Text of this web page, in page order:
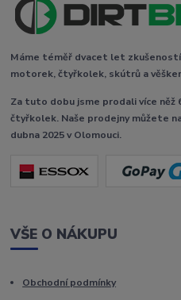
Máme téměř dvacet let
motorek, čtyřkolek, skútrů a
Za tuto dobu jsme prodali více něž
čtyřkolek. Naše prodejny můžete
dubna 2025 v Olomouci.
VŠE O NÁKUPU
Obchodní podmínky